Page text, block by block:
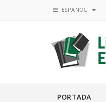
ESPAÑOL
PORTADA